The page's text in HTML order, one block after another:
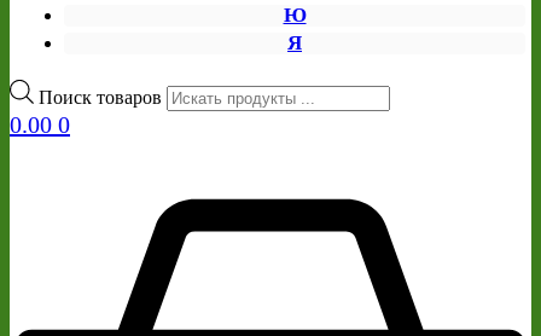
Ю
Я
Поиск товаров
0.00 0